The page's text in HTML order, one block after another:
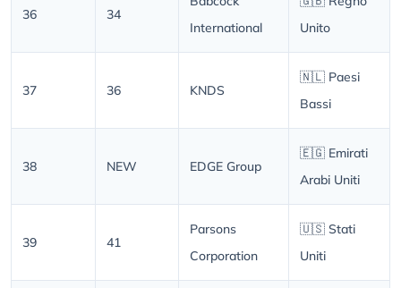
36 34
International
Unito
37 36 KNDS
🇳🇱 Paesi
Bassi
38 NEW EDGE Group
🇪🇬 Emirati
Arabi Uniti
39 41
Parsons
Corporation
🇺🇸 Stati
Uniti